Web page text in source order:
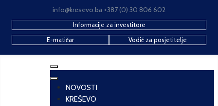
info@kresevo.ba +387 (0) 30 806 602
Informacije za investitore
E-matičar
Vodič za posjetitelje
NOVOSTI
KREŠEVO